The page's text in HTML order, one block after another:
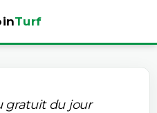
Turf
gratuit du jour